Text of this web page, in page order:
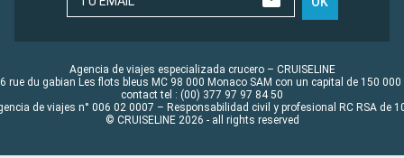
Agencia de viajes especializada crucero – CRUISELINE
rue du gabian Les flots bleus MC 98 000 Monaco SAM con un capital de 150 000
contact tel : (00) 377 97 97 84 50
de viajes n° 006 02 0007 – Responsabilidad civil y profesional RC RSA de
© CRUISELINE 2026 - all rights reserved